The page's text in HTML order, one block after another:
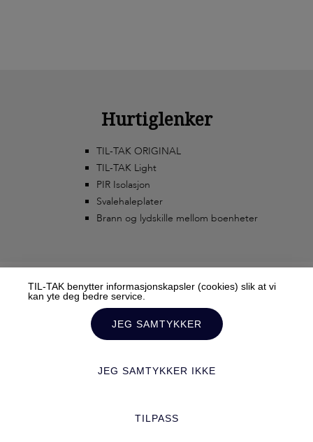
Hurtiglenker
TIL-TAK ORIGINAL
TIL-TAK Light
PIR Isolasjon
Svalehaleplater
Brann og lydskille mellom boenheter
CONDITIONS
TIL-TAK benytter informasjonskapsler (cookies) slik at vi
kan yte deg bedre service.
JEG SAMTYKKER
JEG SAMTYKKER IKKE
TILPASS